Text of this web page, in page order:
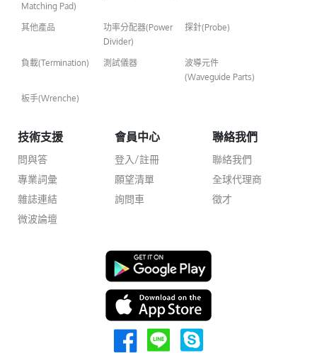
Matching Pad)
其他產品
功率分配器(Power
Divider)
探針(Probe)
負載(Termination) 測試儀器
波導元件
(Waveguide Parts)
板手(Wrenche)
技術支援
問與答
專業詞彙
雜誌連結
微波論壇
會員中心
登入/註冊
願望清單
詢問車
聯絡我們
聯絡我們
全球代理商
徵才